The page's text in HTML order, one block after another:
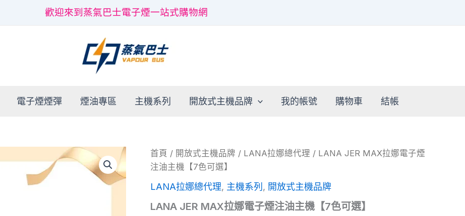
歡迎來到蒸氣巴士電子煙一站式購物網
電子煙煙彈 煙油專區 主機系列 開放式主機品牌 我的帳號 購物車 結帳
首頁 / 開放式主機品牌 / LANA拉娜總代理 / LANA JER MAX拉娜電子煙
注油主機【7色可選】
LANA拉娜總代理, 主機系列 , 開放式主機品牌
LANA JER MAX拉娜電子煙注油主機【7色可選】
LANA
JER
MAX
娜
電
子